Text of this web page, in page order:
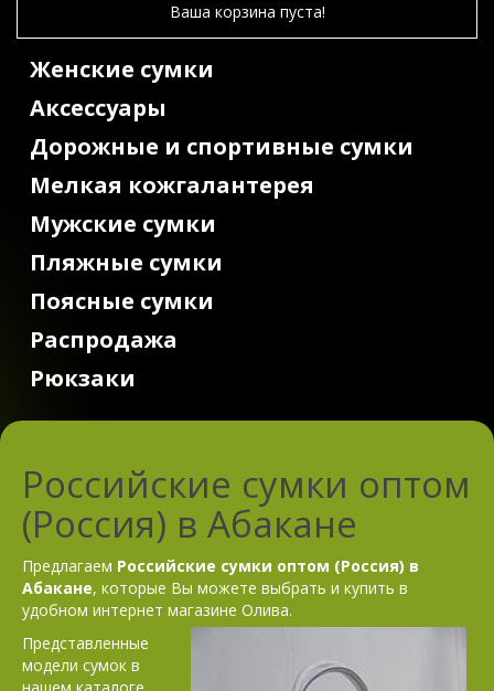
Ваша корзина пуста!
Женские сумки
Аксессуары
Дорожные и спортивные сумки
Мелкая кожгалантерея
Мужские сумки
Пляжные сумки
Поясные сумки
Распродажа
Рюкзаки
Российские сумки оптом
(Россия) в Абакане
Предлагаем Российские сумки оптом (Россия) в
Абакане, которые Вы можете выбрать и купить в
удобном интернет магазине Олива.
Представленные
модели сумок в